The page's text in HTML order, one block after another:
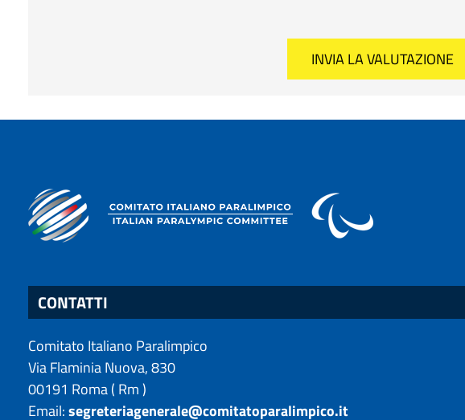
CONTATTI
Comitato Italiano Paralimpico
Via Flaminia Nuova, 830
00191 Roma( Rm)
Email:segreteriagenerale@comitatoparalimpico.it